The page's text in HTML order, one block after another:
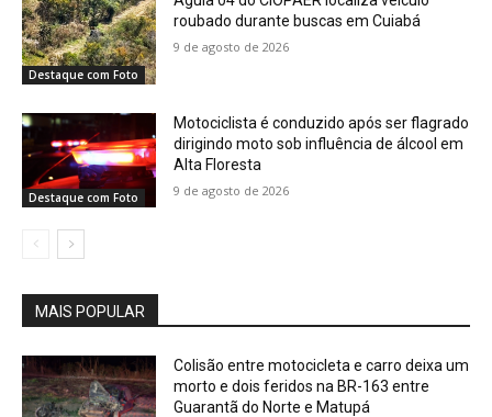
Destaque com Foto
roubado durante buscas em Cuiabá
9 de agosto de 2026
Destaque com Foto
Motociclista é conduzido após ser flagrado
dirigindo moto sob influência de álcool em
Alta Floresta
9 de agosto de 2026
MAIS POPULAR
Colisão entre motocicleta e carro deixa um
morto e dois feridos na BR-163 entre
Guarantã do Norte e Matupá